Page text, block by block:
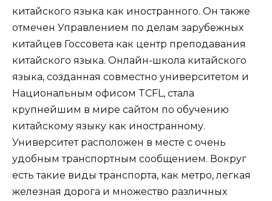
китайского языка как иностранного. Он также
отмечен Управлением по делам зарубежных
китайцев Госсовета как центр преподавания
китайского языка. Онлайн-школа китайского
языка, созданная совместно университетом и
Национальным офисом TCFL, стала
крупнейшим в мире сайтом по обучению
китайскому языку как иностранному.
Университет расположен в месте с очень
удобным транспортным сообщением. Вокруг
есть такие виды транспорта, как метро, легкая
железная дорога и множество различных